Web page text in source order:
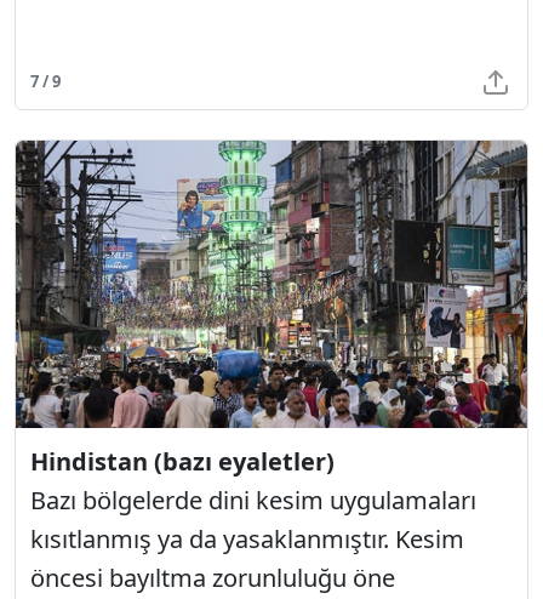
7 / 9
Hindistan (bazı eyaletler)
Bazı bölgelerde dini kesim uygulamaları
kısıtlanmış ya da yasaklanmıştır. Kesim
öncesi bayıltma zorunluluğu öne